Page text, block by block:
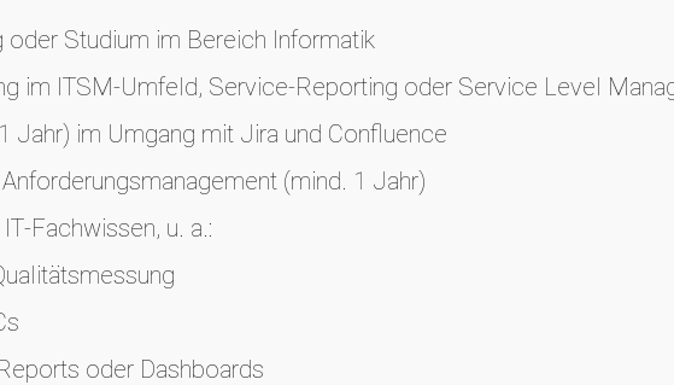
Studium im Bereich Informatik
im ITSM‑Umfeld, Service‑Reporting oder Service Level
Jahr) im Umgang mit Jira und Confluence
(mind. 1 Jahr)
u. a.:
oder Dashboards